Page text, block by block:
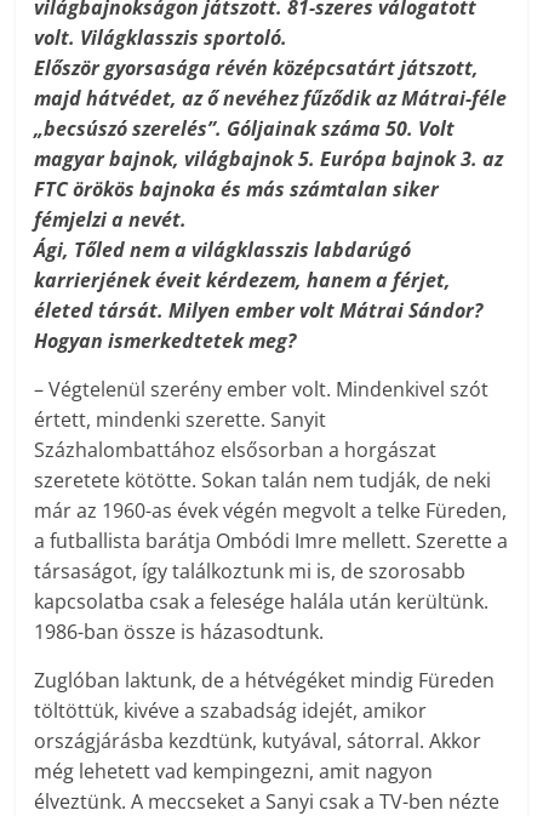
világbajnokságon játszott. 81-szeres válogatott
volt. Világklasszis sportoló.
Először gyorsasága révén középcsatárt játszott,
majd hátvédet, az ő nevéhez fűződik az Mátrai-féle
„becsúszó szerelés”. Góljainak száma 50. Volt
magyar bajnok, világbajnok 5. Európa bajnok 3. az
FTC örökös bajnoka és más számtalan siker
fémjelzi a nevét.
Ági, Tőled nem a világklasszis labdarúgó
karrierjének éveit kérdezem, hanem a férjet,
életed társát. Milyen ember volt Mátrai Sándor?
Hogyan ismerkedtetek meg?
– Végtelenül szerény ember volt. Mindenkivel szót
értett, mindenki szerette. Sanyit
Százhalombattához elsősorban a horgászat
szeretete kötötte. Sokan talán nem tudják, de neki
már az 1960-as évek végén megvolt a telke Füreden,
a futballista barátja Ombódi Imre mellett. Szerette a
társaságot, így találkoztunk mi is, de szorosabb
kapcsolatba csak a felesége halála után kerültünk.
1986-ban össze is házasodtunk.
Zuglóban laktunk, de a hétvégéket mindig Füreden
töltöttük, kivéve a szabadság idejét, amikor
országjárásba kezdtünk, kutyával, sátorral. Akkor
még lehetett vad kempingezni, amit nagyon
élveztünk. A meccseket a Sanyi csak a TV-ben nézte